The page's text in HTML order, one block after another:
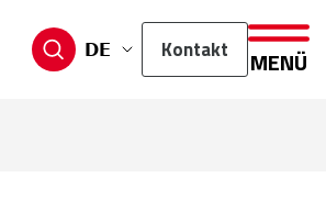
DE
Kontakt MENÜ